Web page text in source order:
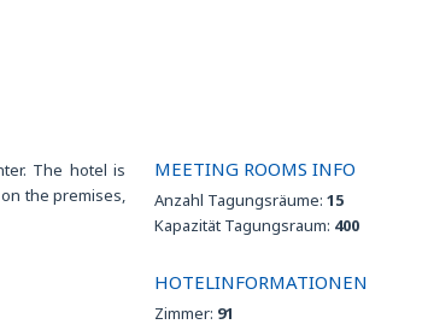
The hotel is
the premises,
MEETING ROOMS INFO
Anzahl Tagungsräume:15
Kapazität Tagungsraum: 400
HOTELINFORMATIONEN
Zimmer: 91